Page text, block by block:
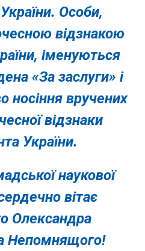
Особи,
відзнакою
іменуються
«За заслуги» і
носіння вручених
відзнаки
України.
наукової
вітає
Олександра
Непомнящого!